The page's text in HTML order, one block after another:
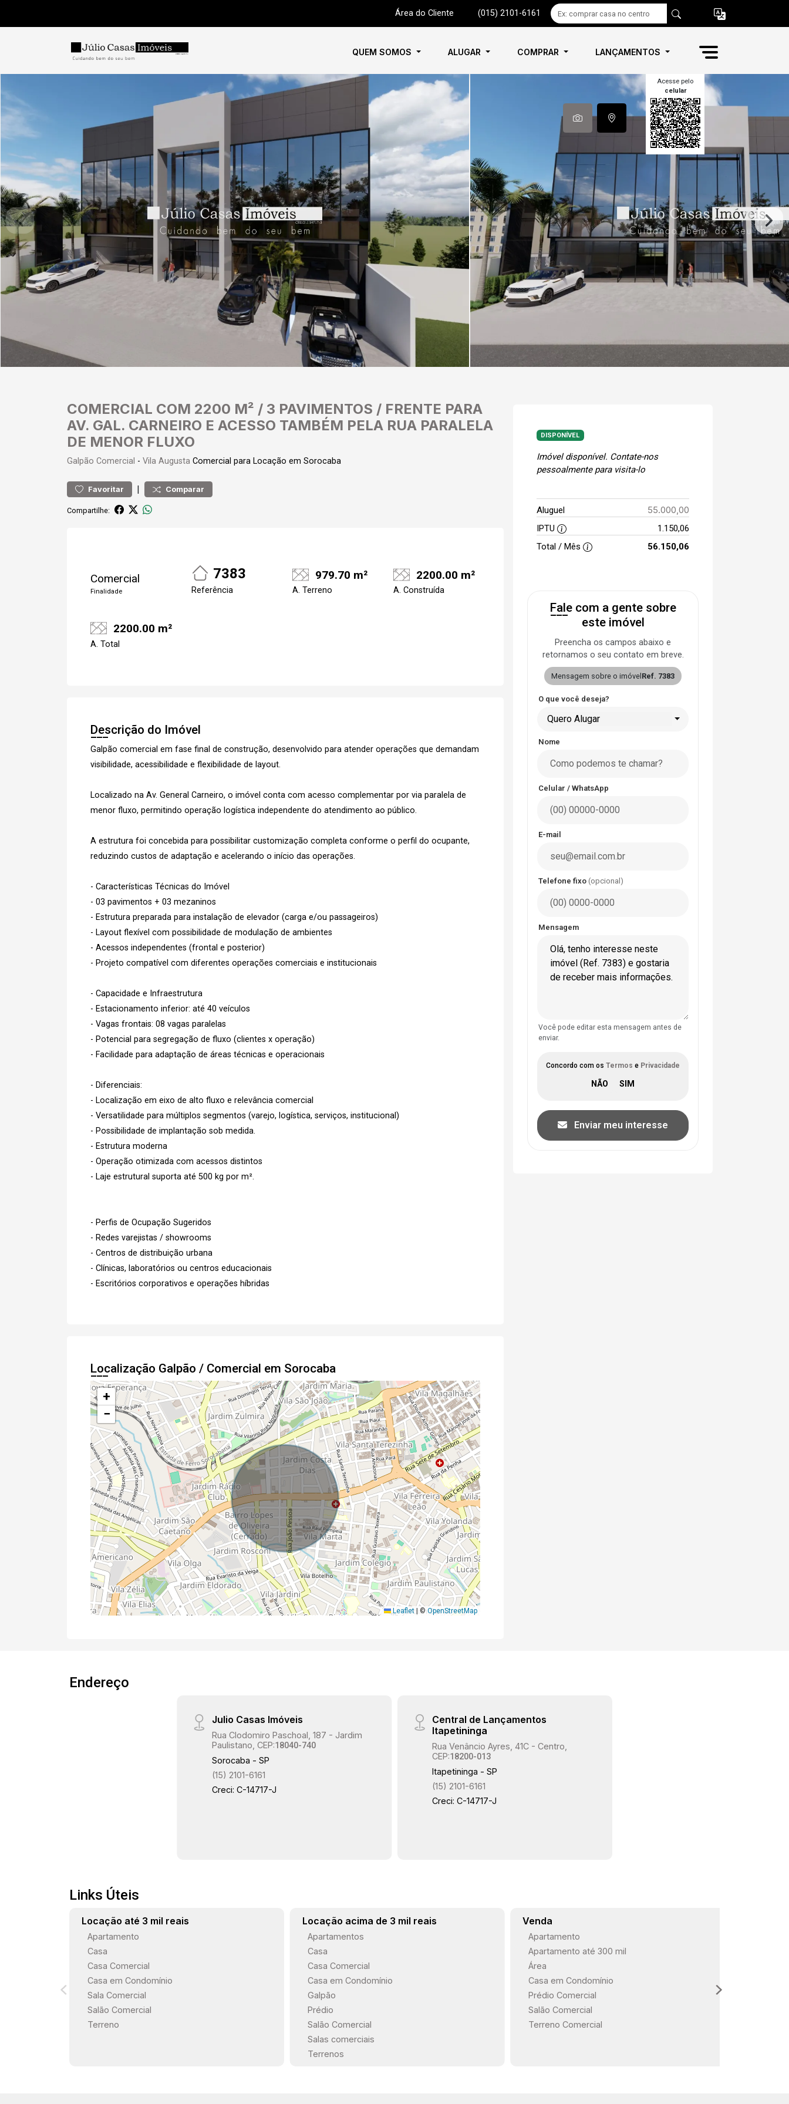
Área do Cliente (015) 2101-6161
QUEM SOMOS ALUGAR COMPRAR LANÇAMENTOS
Acesse pelo
celular
COMERCIAL COM 2200 M² / 3 PAVIMENTOS / FRENTE PARA
AV. GAL. CARNEIRO E ACESSO TAMBÉM PELA RUA PARALELA
DE MENOR FLUXO
Galpão Comercial - Vila Augusta Comercial para Locação em Sorocaba
Favoritar | Comparar
Compartilhe:
Comercial
Finalidade
7383
Referência
979.70 m²
A. Terreno
2200.00 m²
A. Construída
2200.00 m²
A. Total
Descrição do Imóvel
Galpão comercial em fase final de construção, desenvolvido para atender operações que demandam
visibilidade, acessibilidade e flexibilidade de layout.
Localizado na Av. General Carneiro, o imóvel conta com acesso complementar por via paralela de
menor fluxo, permitindo operação logística independente do atendimento ao público.
A estrutura foi concebida para possibilitar customização completa conforme o perfil do ocupante,
reduzindo custos de adaptação e acelerando o início das operações.
- Características Técnicas do Imóvel
- 03 pavimentos + 03 mezaninos
- Estrutura preparada para instalação de elevador (carga e/ou passageiros)
- Layout flexível com possibilidade de modulação de ambientes
- Acessos independentes (frontal e posterior)
- Projeto compatível com diferentes operações comerciais e institucionais
- Capacidade e Infraestrutura
- Estacionamento inferior: até 40 veículos
- Vagas frontais: 08 vagas paralelas
- Potencial para segregação de fluxo (clientes x operação)
- Facilidade para adaptação de áreas técnicas e operacionais
- Diferenciais:
- Localização em eixo de alto fluxo e relevância comercial
- Versatilidade para múltiplos segmentos (varejo, logística, serviços, institucional)
- Possibilidade de implantação sob medida.
- Estrutura moderna
- Operação otimizada com acessos distintos
- Laje estrutural suporta até 500 kg por m².
- Perfis de Ocupação Sugeridos
- Redes varejistas / showrooms
- Centros de distribuição urbana
- Clínicas, laboratórios ou centros educacionais
- Escritórios corporativos e operações híbridas
Localização Galpão / Comercial em Sorocaba
+
−
Leaflet |©OpenStreetMap
DISPONÍVEL
Imóvel disponível. Contate-nos
pessoalmente para visita-lo
Aluguel 55.000,00
IPTU
1.150,06
Total / Mês
56.150,06
Fale com a gente sobre
este imóvel
Preencha os campos abaixo e
retornamos o seu contato em breve.
Mensagem sobre o imóvel Ref. 7383
O que você deseja?
Quero Alugar
Nome
Celular / WhatsApp
E-mail
Telefone fixo (opcional)
Mensagem
Você pode editar esta mensagem antes de
enviar.
Concordo com os Termos e Privacidade
Enviar meu interesse
Endereço
Julio Casas Imóveis
Rua Clodomiro Paschoal, 187 - Jardim
Paulistano, CEP:18040-740
Sorocaba - SP
(15) 2101-6161
Creci: C-14717-J
Central de Lançamentos
Itapetininga
Rua Venâncio Ayres, 41C - Centro,
CEP:18200-013
Itapetininga - SP
(15) 2101-6161
Creci: C-14717-J
Links Úteis
Locação até 3 mil reais
Apartamento
Casa
Casa Comercial
Casa em Condomínio
Sala Comercial
Salão Comercial
Terreno
Locação acima de 3 mil reais
Apartamentos
Casa
Casa Comercial
Casa em Condomínio
Galpão
Prédio
Salão Comercial
Salas comerciais
Terrenos
Venda
Apartamento
Apartamento até 300 mil
Área
Casa em Condomínio
Prédio Comercial
Salão Comercial
Terreno Comercial